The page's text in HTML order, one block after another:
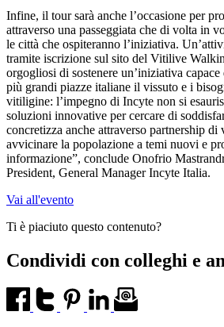
Infine, il tour sarà anche l’occasione per
attraverso una passeggiata che di volta in
le città che ospiteranno l’iniziativa.
tramite iscrizione sul sito del Vitilive
orgogliosi di sostenere un’iniziativa
più grandi piazze italiane il vissuto e i
vitiligine: l’impegno di Incyte non si
soluzioni innovative per cercare di
concretizza anche attraverso partnership di
avvicinare la popolazione a temi nuovi e
informazione”, conclude Onofrio
President, General Manager Incyte Italia.
Vai all'evento
Ti è piaciuto questo contenuto?
Condividi con colleghi e